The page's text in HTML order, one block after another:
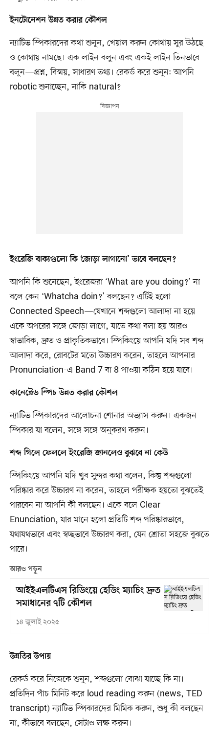
ইনটোনেশন উন্নত করার কৌশল
ন্যাটিভ স্পিকারদের কথা শুনুন, খেয়াল করুন কোথায় সুর উঠছে
ও কোথায় নামছে। এক লাইন বলুন এবং একই লাইন তিনভাবে
বলুন—প্রশ্ন, বিস্ময়, সাধারণ তথ্য। রেকর্ড করে শুনুন: আপনি
robotic শুনাচ্ছেন, নাকি natural?
ইংরেজি বাক্যগুলো কি ‘জোড়া লাগানো’ ভাবে বলছেন?
আপনি কি শুনেছেন, ইংরেজরা ‘What are you doing?’ না
বলে কেন ‘Whatcha doin?’ বলছেন? এটিই হলো
Connected Speech—যেখানে শব্দগুলো আলাদা না হয়ে
একে অপরের সঙ্গে জোড়া লাগে, যাতে কথা বলা হয় আরও
স্বাভাবিক, দ্রুত ও প্রাকৃতিকভাবে। স্পিকিংয়ে আপনি যদি সব শব্দ
আলাদা করে, রোবটের মতো উচ্চারণ করেন, তাহলে আপনার
Pronunciation-এ Band 7 বা 8 পাওয়া কঠিন হয়ে যাবে।
কানেক্টেড স্পিচ উন্নত করার কৌশল
ন্যাটিভ স্পিকারদের আলোচনা শোনার অভ্যাস করুন। একজন
স্পিকার যা বলেন, সঙ্গে সঙ্গে অনুকরণ করুন।
শব্দ গিলে ফেললে ইংরেজি জানলেও বুঝবে না কেউ
স্পিকিংয়ে আপনি যদি খুব সুন্দর কথা বলেন, কিন্তু শব্দগুলো
পরিষ্কার করে উচ্চারণ না করেন, তাহলে পরীক্ষক হয়তো বুঝতেই
পারবেন না আপনি কী বলছেন। একে বলে Clear
Enunciation, যার মানে হলো প্রতিটি শব্দ পরিষ্কারভাবে,
যথাযথভাবে এবং স্বচ্ছভাবে উচ্চারণ করা, যেন শ্রোতা সহজে বুঝতে
পারে।
আরও পড়ুন
আইইএলটিএস রিডিংয়ে হেডিং ম্যাচিং দ্রুত
সমাধানের ৭টি কৌশল
১৪ জুলাই ২০২৫
উন্নতির উপায়
রেকর্ড করে নিজেকে শুনুন, শব্দগুলো বোঝা যাচ্ছে কি না।
প্রতিদিন পাঁচ মিনিট করে loud reading করুন (news, TED
transcript) ন্যাটিভ স্পিকারদের মিমিক করুন, শুধু কী বলছেন
না, কীভাবে বলছেন, সেটাও লক্ষ করুন।